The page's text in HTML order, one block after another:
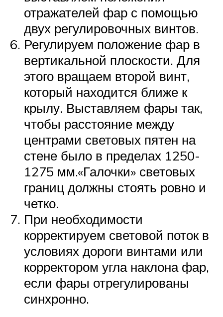
отражателей фар с помощью
двух регулировочных винтов.
Регулируем положение фар в
вертикальной плоскости. Для
этого вращаем второй винт,
который находится ближе к
крылу. Выставляем фары так,
чтобы расстояние между
центрами световых пятен на
стене было в пределах 1250-
1275 мм.«Галочки» световых
границ должны стоять ровно и
четко.
При необходимости
корректируем световой поток в
условиях дороги винтами или
корректором угла наклона фар,
если фары отрегулированы
синхронно.